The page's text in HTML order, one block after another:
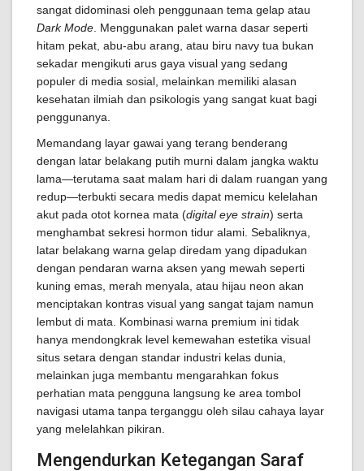
sangat didominasi oleh penggunaan tema gelap atau
Dark Mode . Menggunakan palet warna dasar seperti
hitam pekat, abu-abu arang, atau biru navy tua bukan
sekadar mengikuti arus gaya visual yang sedang
populer di media sosial, melainkan memiliki alasan
kesehatan ilmiah dan psikologis yang sangat kuat bagi
penggunanya.
Memandang layar gawai yang terang benderang
dengan latar belakang putih murni dalam jangka waktu
lama—terutama saat malam hari di dalam ruangan yang
redup—terbukti secara medis dapat memicu kelelahan
akut pada otot kornea mata (digital eye strain) serta
menghambat sekresi hormon tidur alami. Sebaliknya,
latar belakang warna gelap diredam yang dipadukan
dengan pendaran warna aksen yang mewah seperti
kuning emas, merah menyala, atau hijau neon akan
menciptakan kontras visual yang sangat tajam namun
lembut di mata. Kombinasi warna premium ini tidak
hanya mendongkrak level kemewahan estetika visual
situs setara dengan standar industri kelas dunia,
melainkan juga membantu mengarahkan fokus
perhatian mata pengguna langsung ke area tombol
navigasi utama tanpa terganggu oleh silau cahaya layar
yang melelahkan pikiran.
Mengendurkan Ketegangan Saraf